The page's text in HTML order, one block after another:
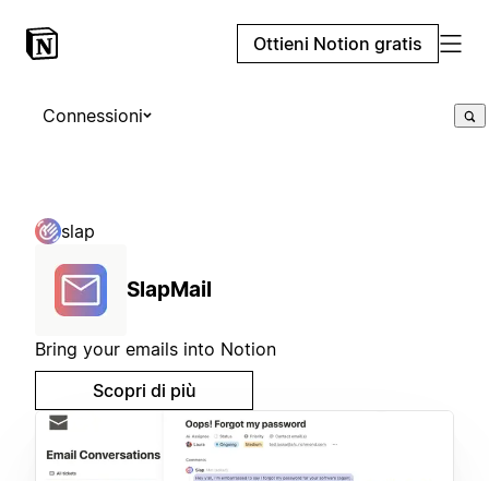
Ottieni Notion gratis
Connessioni
slap
SlapMail
Bring your emails into Notion
Scopri di più